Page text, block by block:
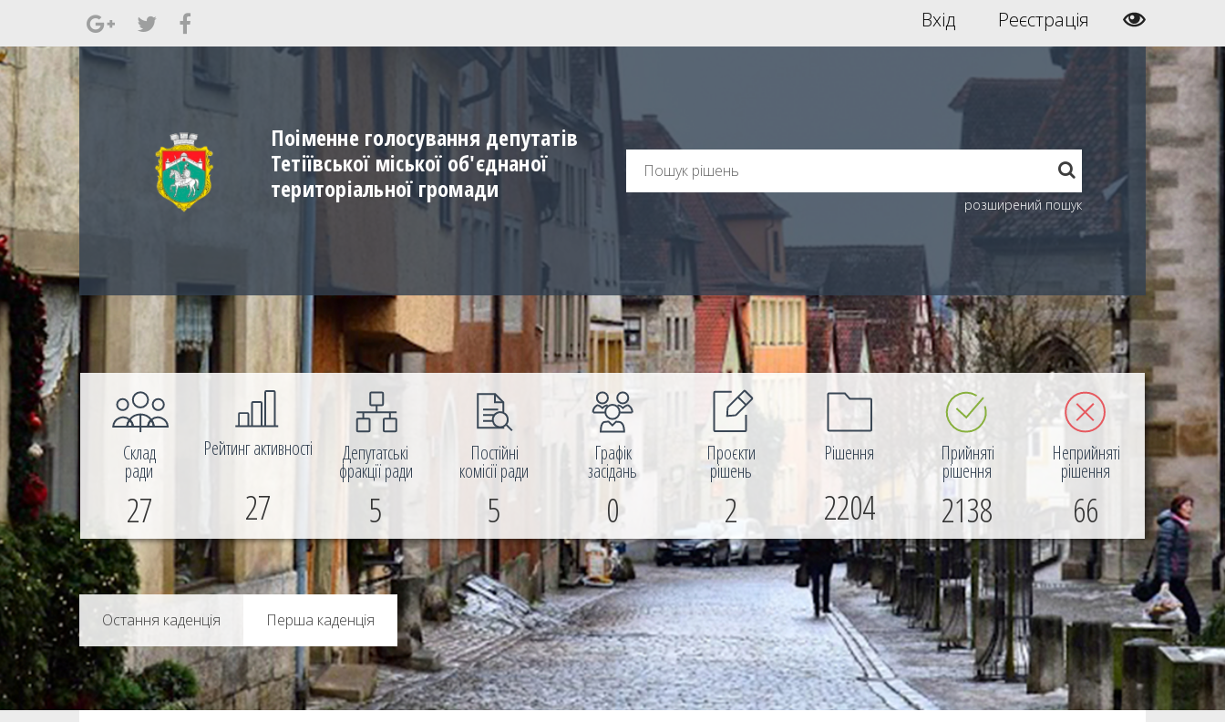
Вхід Реєстрація
Поіменне голосування депутатів
Тетіївської міської об'єднаної
територіальної громади
розширений пошук
Склад
ради
27
Рейтинг активності
27
Депутатські
фракції ради
5
Постійні
комісії ради
5
Графік
засідань
0
Проєкти
рішень
2
Рішення
2204
Прийняті
рішення
2138
Неприйняті
рішення
66
Перша каденція